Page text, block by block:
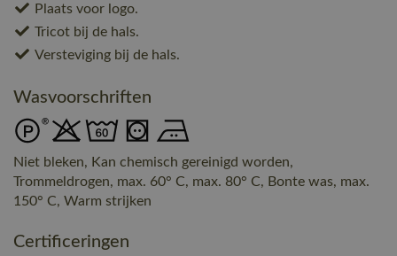
Plaats voor logo.
Tricot bij de hals.
Versteviging bij de hals.
Wasvoorschriften
Niet bleken, Kan chemisch gereinigd worden,
Trommeldrogen, max. 60° C, max. 80° C, Bonte was, max.
150° C, Warm strijken
Certificeringen